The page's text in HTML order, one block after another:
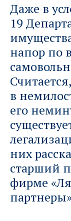
Даже в
19
напор по
в
его
них
старший
фирме